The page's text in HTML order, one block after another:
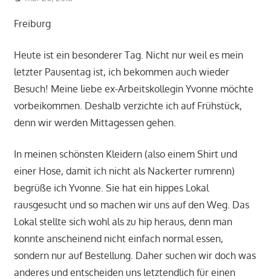
Freiburg
Heute ist ein besonderer Tag. Nicht nur weil es mein
letzter Pausentag ist, ich bekommen auch wieder
Besuch! Meine liebe ex-Arbeitskollegin Yvonne möchte
vorbeikommen. Deshalb verzichte ich auf Frühstück,
denn wir werden Mittagessen gehen.
In meinen schönsten Kleidern (also einem Shirt und
einer Hose, damit ich nicht als Nackerter rumrenn)
begrüße ich Yvonne. Sie hat ein hippes Lokal
rausgesucht und so machen wir uns auf den Weg. Das
Lokal stellte sich wohl als zu hip heraus, denn man
konnte anscheinend nicht einfach normal essen,
sondern nur auf Bestellung. Daher suchen wir doch was
anderes und entscheiden uns letztendlich für einen